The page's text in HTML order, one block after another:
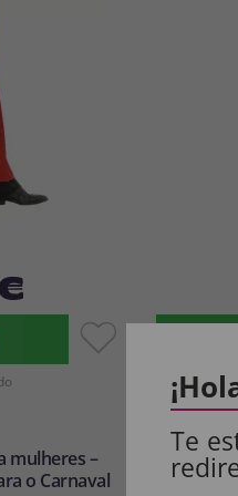
mulheres –
o Carnaval
Te